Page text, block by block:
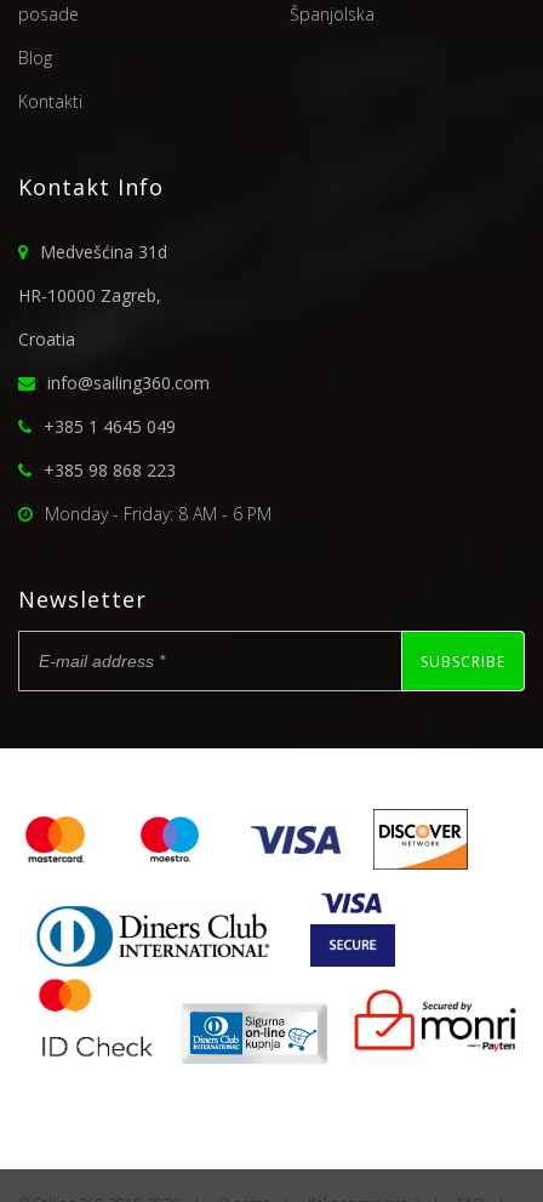
posade
Blog
Kontakti
Španjolska
Kontakt Info
Medvešćina 31d
HR-10000 Zagreb,
Croatia
info@sailing360.com
+385 1 4645 049
+385 98 868 223
Monday - Friday: 8 AM - 6 PM
Newsletter
SUBSCRIBE